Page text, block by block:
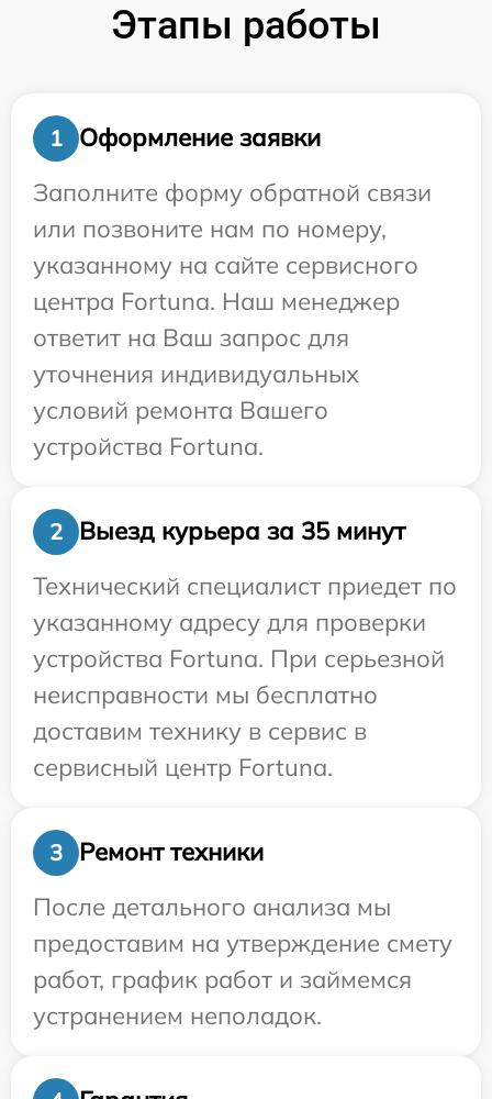
Этапы работы
1
Оформление заявки
Заполните форму обратной связи
или позвоните нам по номеру,
указанному на сайте сервисного
центра Fortuna. Наш менеджер
ответит на Ваш запрос для
уточнения индивидуальных
условий ремонта Вашего
устройства Fortuna.
2
Выезд курьера за 35 минут
Технический специалист приедет по
указанному адресу для проверки
устройства Fortuna. При серьезной
неисправности мы бесплатно
доставим технику в сервис в
сервисный центр Fortuna.
3
Ремонт техники
После детального анализа мы
предоставим на утверждение смету
работ, график работ и займемся
устранением неполадок.